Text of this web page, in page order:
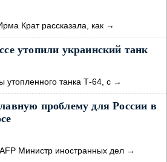
Крат рассказала, как →
утопили украинский танк
утопленного танка Т-64, с →
проблему для России в
Министр иностранных дел →